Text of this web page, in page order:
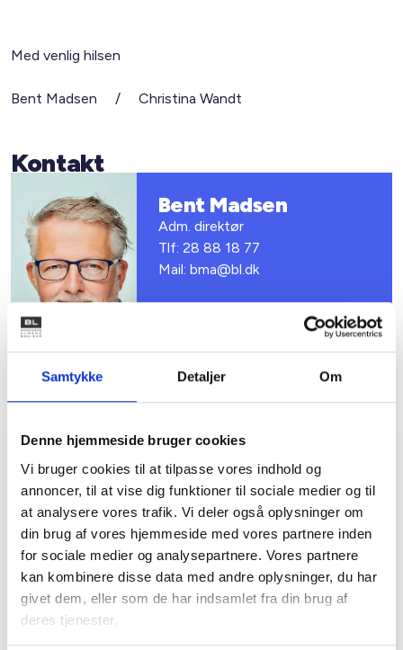
Samtykke Detaljer Om
Denne hjemmeside bruger cookies
Vi bruger cookies til at tilpasse vores indhold og
annoncer, til at vise dig funktioner til sociale medier og til
at analysere vores trafik. Vi deler også oplysninger om
din brug af vores hjemmeside med vores partnere inden
for sociale medier og analysepartnere. Vores partnere
kan kombinere disse data med andre oplysninger, du har
givet dem, eller som de har indsamlet fra din brug af
deres tjenester.
Med venlig hilsen
Bent Madsen / Christina Wandt
Kontakt
Bent Madsen
Adm. direktør
Tlf: 28 88 18 77
Mail: bma@bl.dk
Relateret indhold Viden
BL INFORMERER
Ny bekendtgørelse om udlejning af almene
boliger
11. september 2024